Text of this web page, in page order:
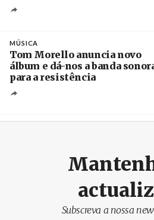
MÚSICA
Tom Morello anuncia novo
álbum e dá-nos a banda
para a resistência
Subscreva a nossa